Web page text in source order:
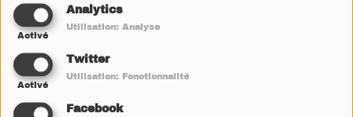
Analytics
Activé
Utilisation: Analyse
Twitter
Activé
Utilisation: Fonctionnalité
Facebook
ST THIBERY SOIRÉE